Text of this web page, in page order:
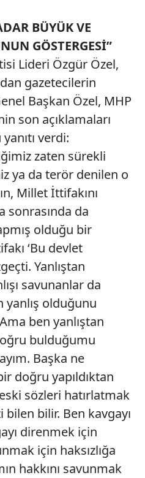
BÜYÜK VE
GÖSTERGESİ”
Lideri Özgür Özel,
gazetecilerin
Başkan Özel, MHP
son açıklamaları
verdi:
zaten sürekli
ya da terör denilen o
Millet İttifakını
sonrasında da
olduğu bir
‘Bu devlet
Yanlıştan
savunanlar da
yanlış olduğunu
ben yanlıştan
bulduğumu
Başka ne
doğru yapıldıktan
sözleri hatırlatmak
bilir. Ben kavgayı
direnmek için
için haksızlığa
hakkını savunmak